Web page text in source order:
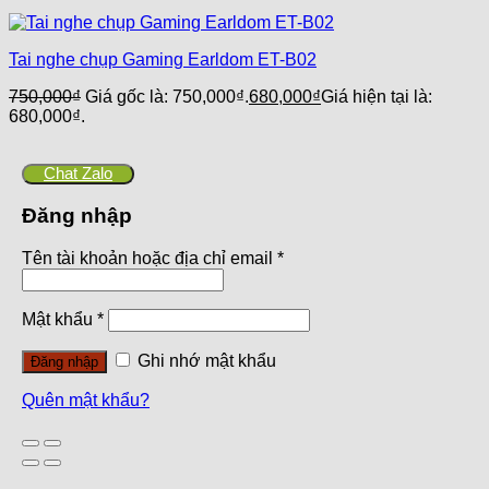
Tai nghe chụp Gaming Earldom ET-B02
750,000₫ Giá gốc là: 750,000₫.680,000₫Giá hiện tại là:
680,000₫.
Chat Zalo
Đăng nhập
Tên tài khoản hoặc địa chỉ email *
Mật khẩu *
Đăng nhập Ghi nhớ mật khẩu
Quên mật khẩu?